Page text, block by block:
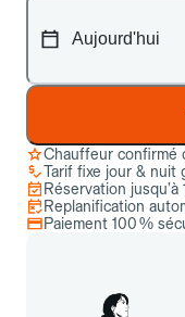
Chauffeur confirmé
Tarif fixe jour & nuit
Réservation jusqu’à
Replanification
Paiement 100 %